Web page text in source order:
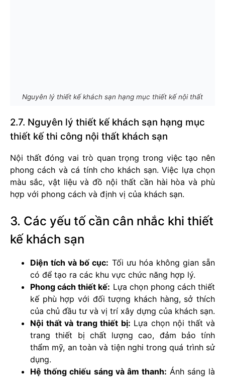
Nguyên lý thiết kế khách sạn hạng mục thiết kế nội thất
2.7. Nguyên lý thiết kế khách sạn hạng mục
thiết kế thi công nội thất khách sạn
Nội thất đóng vai trò quan trọng trong việc tạo nên
phong cách và cá tính cho khách sạn. Việc lựa chọn
màu sắc, vật liệu và đồ nội thất cần hài hòa và phù
hợp với phong cách và định vị của khách sạn.
3. Các yếu tố cần cân nhắc khi thiết
kế khách sạn
Diện tích và bố cục: Tối ưu hóa không gian sẵn
có để tạo ra các khu vực chức năng hợp lý.
Phong cách thiết kế: Lựa chọn phong cách thiết
kế phù hợp với đối tượng khách hàng, sở thích
của chủ đầu tư và vị trí xây dựng của khách sạn.
Nội thất và trang thiết bị: Lựa chọn nội thất và
trang thiết bị chất lượng cao, đảm bảo tính
thẩm mỹ, an toàn và tiện nghi trong quá trình sử
dụng.
Hệ thống chiếu sáng và âm thanh: Ánh sáng là